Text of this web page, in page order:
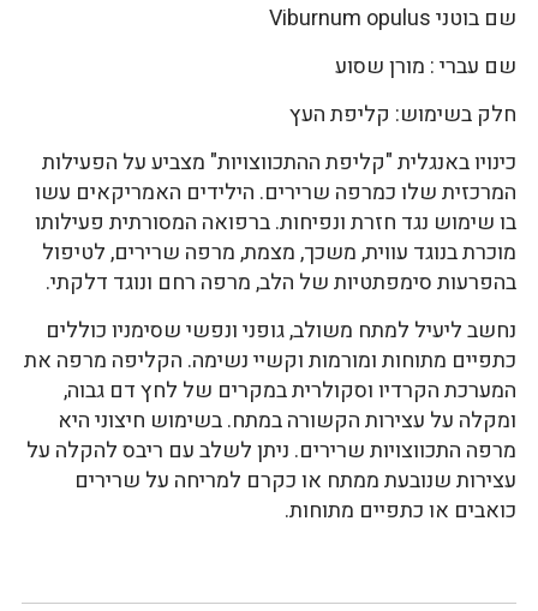
שם בוטני Viburnum opulus
שם עברי : מורן שסוע
חלק בשימוש: קליפת העץ
כינויו באנגלית "קליפת ההתכווצויות" מצביע על הפעילות
המרכזית שלו כמרפה שרירים. הילידים האמריקאים עשו
בו שימוש נגד חזרת ונפיחות. ברפואה המסורתית פעילותו
מוכרת בנוגד עווית, משכך, מצמת, מרפה שרירים, לטיפול
בהפרעות סימפתטיות של הלב, מרפה רחם ונוגד דלקתי.
נחשב ליעיל למתח משולב, גופני ונפשי שסימניו כוללים
כתפיים מתוחות ומורמות וקשיי נשימה. הקליפה מרפה את
המערכת הקרדיו וסקולרית במקרים של לחץ דם גבוה,
ומקלה על עצירות הקשורה במתח. בשימוש חיצוני היא
מרפה התכווצויות שרירים. ניתן לשלב עם ריבס להקלה על
עצירות שנובעת ממתח או כקרם למריחה על שרירים
כואבים או כתפיים מתוחות.